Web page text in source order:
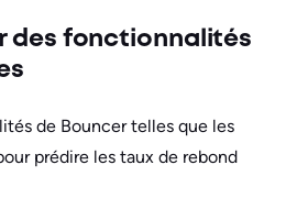
des fonctionnalités
de Bouncer telles que les
prédire les taux de rebond